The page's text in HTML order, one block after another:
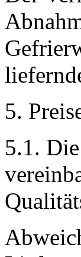
5.
5.1.